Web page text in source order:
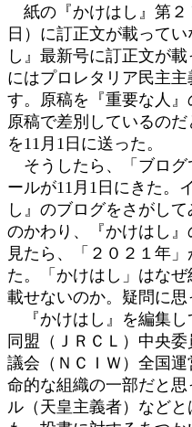
紙の『かけはし』第２
日）に訂正文が載って
し』最新号に訂正文が
にはプロレタリア民主
す。原稿を『重要な人
原稿で差別しているの
を11月1日に送った。
そうしたら、「ブログ
ールが11月1日にきた。
し』のブログをさがし
のかわり、『かけはし
見たら、「２０２１年
た。「かけはし」はな
載せないのか。疑問に思
『かけはし』を編集し
同盟（ＪＲＣＬ）中央
議会（ＮＣＩＷ）全国
命的な組織の一部だと
ル（天皇主義者）など